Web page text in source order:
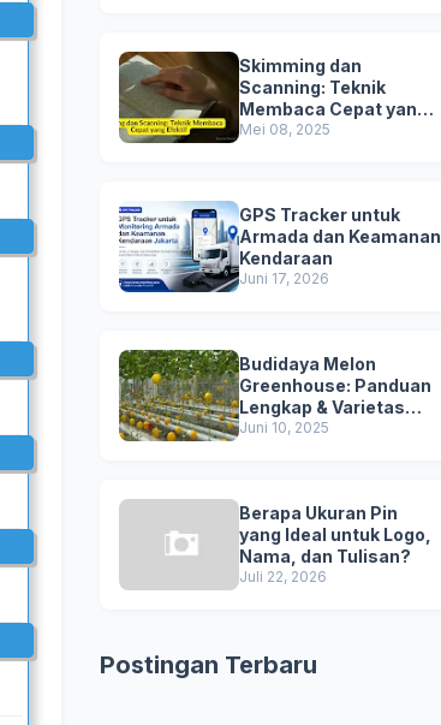
Skimming dan
Scanning: Teknik
Membaca Cepat yang
Efektif
Mei 08, 2025
GPS Tracker untuk
Armada dan Keamanan
Kendaraan
Juni 17, 2026
Budidaya Melon
Greenhouse: Panduan
Lengkap & Varietas
Unggul
Juni 10, 2025
Berapa Ukuran Pin
yang Ideal untuk Logo,
Nama, dan Tulisan?
Juli 22, 2026
Postingan Terbaru